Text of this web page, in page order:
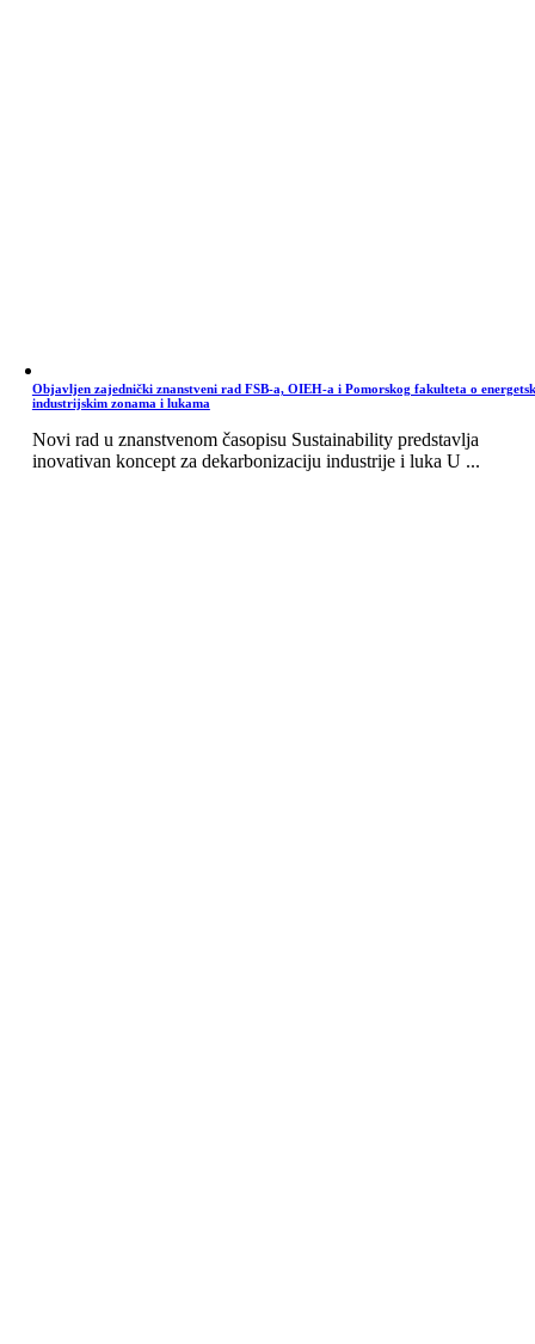
Objavljen zajednički znanstveni rad FSB-a, OIEH-a i Pomorskog fakulteta o
industrijskim zonama i lukama
Novi rad u znanstvenom časopisu Sustainability predstavlja
inovativan koncept za dekarbonizaciju industrije i luka U ...